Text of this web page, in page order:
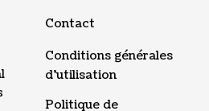
Contact
Conditions générales
d’utilisation
Politique de